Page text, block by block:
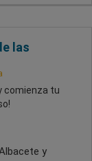
las
comienza tu
y